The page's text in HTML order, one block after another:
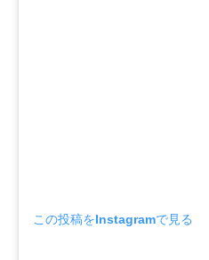
この投稿をInstagramで見る